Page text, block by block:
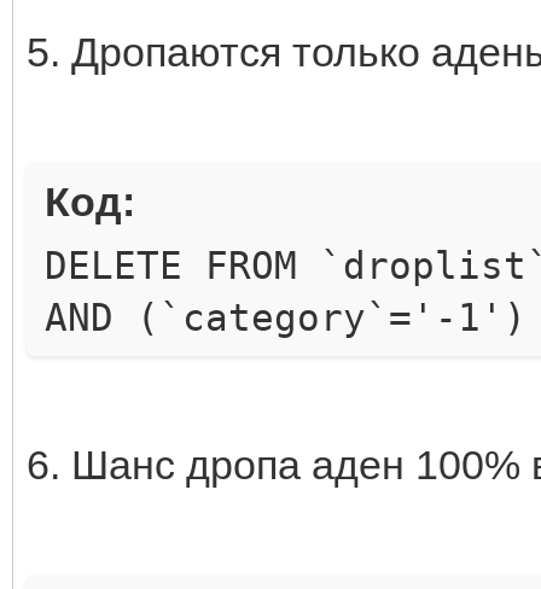
5. Дропаются только
Код:
DELETE FROM
AND (`category`='-1')
6. Шанс дропа аден 100%